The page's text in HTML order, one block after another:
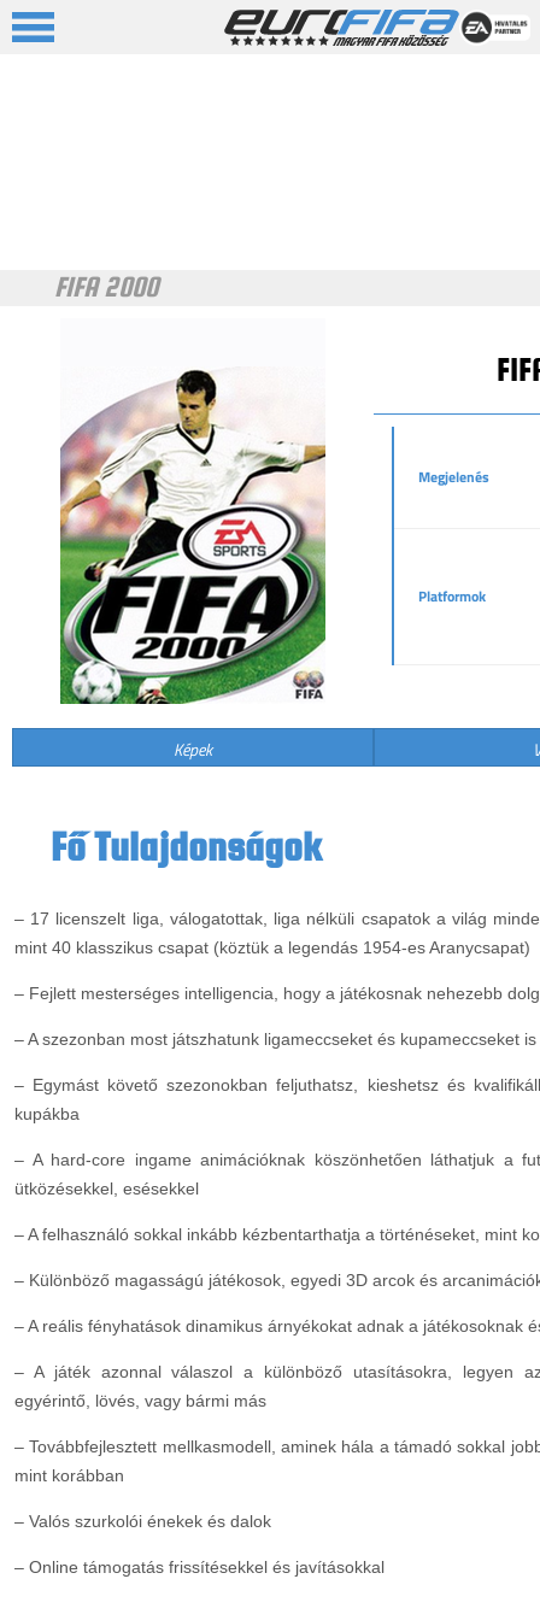
FIFA 2000
Megjelenés
Platformok
Képek
Fő Tulajdonságok
– 17 licenszelt liga, válogatottak, liga nélküli csapatok a világ
mint 40 klasszikus csapat (köztük a legendás 1954-es Aranycsapat)
– Fejlett mesterséges intelligencia, hogy a játékosnak nehezebb
– A szezonban most játszhatunk ligameccseket és kupameccseket is
– Egymást követő szezonokban feljuthatsz, kieshetsz és
kupákba
– A hard-core ingame animációknak köszönhetően láthatjuk a
ütközésekkel, esésekkel
– A felhasználó sokkal inkább kézbentarthatja a történéseket, mint
– Különböző magasságú játékosok, egyedi 3D arcok és
– A reális fényhatások dinamikus árnyékokat adnak a játékosoknak
– A játék azonnal válaszol a különböző utasításokra, legyen
egyérintő, lövés, vagy bármi más
– Továbbfejlesztett mellkasmodell, aminek hála a támadó sokkal
mint korábban
– Valós szurkolói énekek és dalok
– Online támogatás frissítésekkel és javításokkal